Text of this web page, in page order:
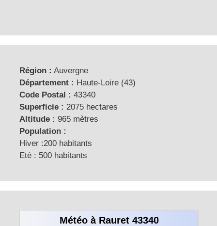
Région : Auvergne
Département : Haute-Loire (43)
Code Postal : 43340
Superficie : 2075 hectares
Altitude : 965 mètres
Population :
Hiver :200 habitants
Eté : 500 habitants
Météo à Rauret 43340